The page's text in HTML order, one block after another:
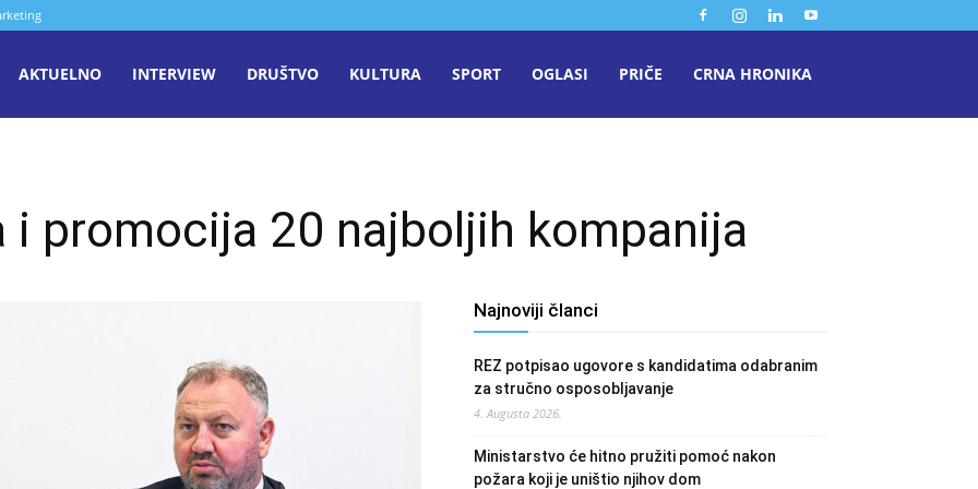
AKTUELNO INTERVIEW DRUŠTVO KULTURA SPORT OGLASI PRIČE CRNA HRONIKA
i promocija 20 najboljih kompanija
Najnoviji članci
REZ potpisao ugovore s kandidatima odabranim
za stručno osposobljavanje
4. Augusta 2026.
Ministarstvo će hitno pružiti pomoć nakon
požara koji je uništio njihov dom